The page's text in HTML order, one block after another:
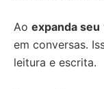
Ao expanda seu
em conversas.
leitura e escrita.